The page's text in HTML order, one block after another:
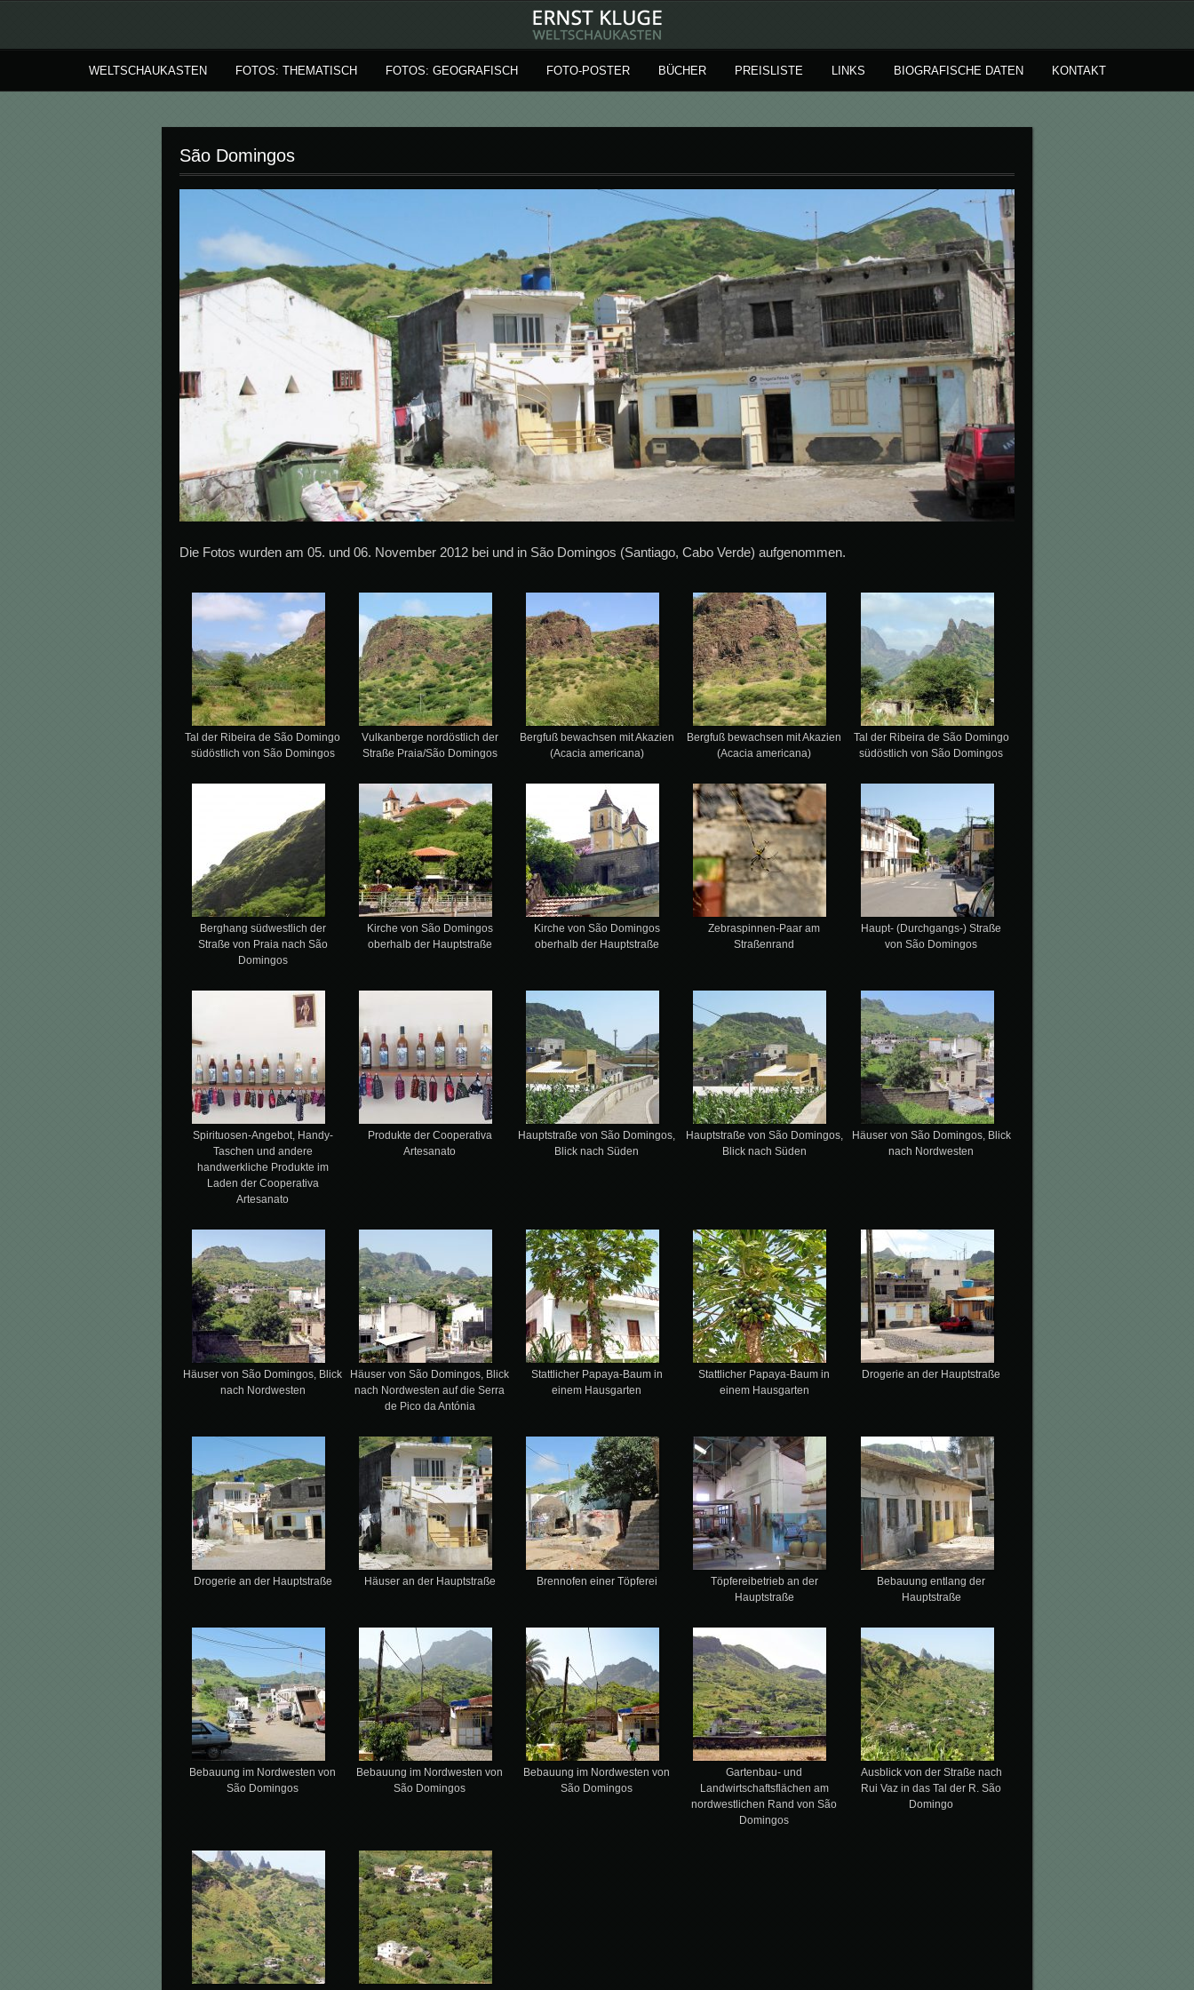
WELTSCHAUKASTEN FOTOS: THEMATISCH FOTOS: GEOGRAFISCH FOTO-POSTER BÜCHER PREISLISTE LINKS BIOGRAFISCHE DATEN KONTAKT
São Domingos
Die Fotos wurden am 05. und 06. November 2012 bei und in São Domingos (Santiago, Cabo Verde) aufgenommen.
Tal der Ribeira de São Domingo
südöstlich von São Domingos
Vulkanberge nordöstlich der
Straße Praia/São Domingos
Bergfuß bewachsen mit Akazien
(Acacia americana)
Bergfuß bewachsen mit Akazien
(Acacia americana)
Tal der Ribeira de São Domingo
südöstlich von São Domingos
Berghang südwestlich der
Straße von Praia nach São
Domingos
Kirche von São Domingos
oberhalb der Hauptstraße
Kirche von São Domingos
oberhalb der Hauptstraße
Zebraspinnen-Paar am
Straßenrand
Haupt- (Durchgangs-) Straße
von São Domingos
Spirituosen-Angebot, Handy-
Taschen und andere
handwerkliche Produkte im
Laden der Cooperativa
Artesanato
Produkte der Cooperativa
Artesanato
Hauptstraße von São Domingos,
Blick nach Süden
Hauptstraße von São Domingos,
Blick nach Süden
Häuser von São Domingos, Blick
nach Nordwesten
Häuser von São Domingos, Blick
nach Nordwesten
Häuser von São Domingos, Blick
nach Nordwesten auf die Serra
de Pico da Antónia
Stattlicher Papaya-Baum in
einem Hausgarten
Stattlicher Papaya-Baum in
einem Hausgarten
Drogerie an der Hauptstraße
Drogerie an der Hauptstraße Häuser an der Hauptstraße Brennofen einer Töpferei
Töpfereibetrieb an der
Hauptstraße
Bebauung entlang der
Hauptstraße
Bebauung im Nordwesten von
São Domingos
Bebauung im Nordwesten von
São Domingos
Bebauung im Nordwesten von
São Domingos
Gartenbau- und
Landwirtschaftsflächen am
nordwestlichen Rand von São
Domingos
Ausblick von der Straße nach
Rui Vaz in das Tal der R. São
Domingo